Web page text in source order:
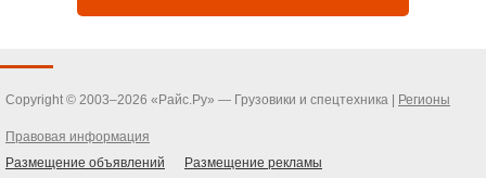
Copyright © 2003–2026 «Райс.Ру» — Грузовики и спецтехника | Регионы
Правовая информация
Размещение объявлений
Размещение рекламы